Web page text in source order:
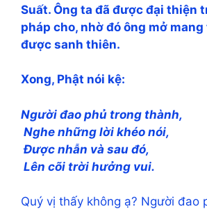
Suất. Ông ta đã được đại thiện
pháp cho, nhờ đó ông mở
được sanh thiên.
Xong, Phật nói kệ:
Người đao phủ trong thành,
Nghe những lời khéo nói,
Ðược nhẫn và sau đó,
Lên cõi trời hưởng vui.
Quý vị thấy không ạ? Người đao